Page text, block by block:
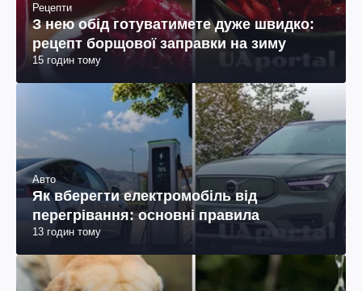
Рецепти
З нею обід готуватимете дуже швидко:
рецепт борщової заправки на зиму
15 годин тому
Авто
Як вберегти електромобіль від
перегрівання: основні правила
13 годин тому